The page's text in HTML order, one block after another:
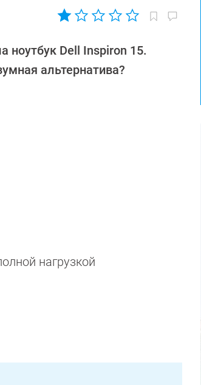
ноутбук Dell Inspiron 15.
альтернатива?
нагрузкой